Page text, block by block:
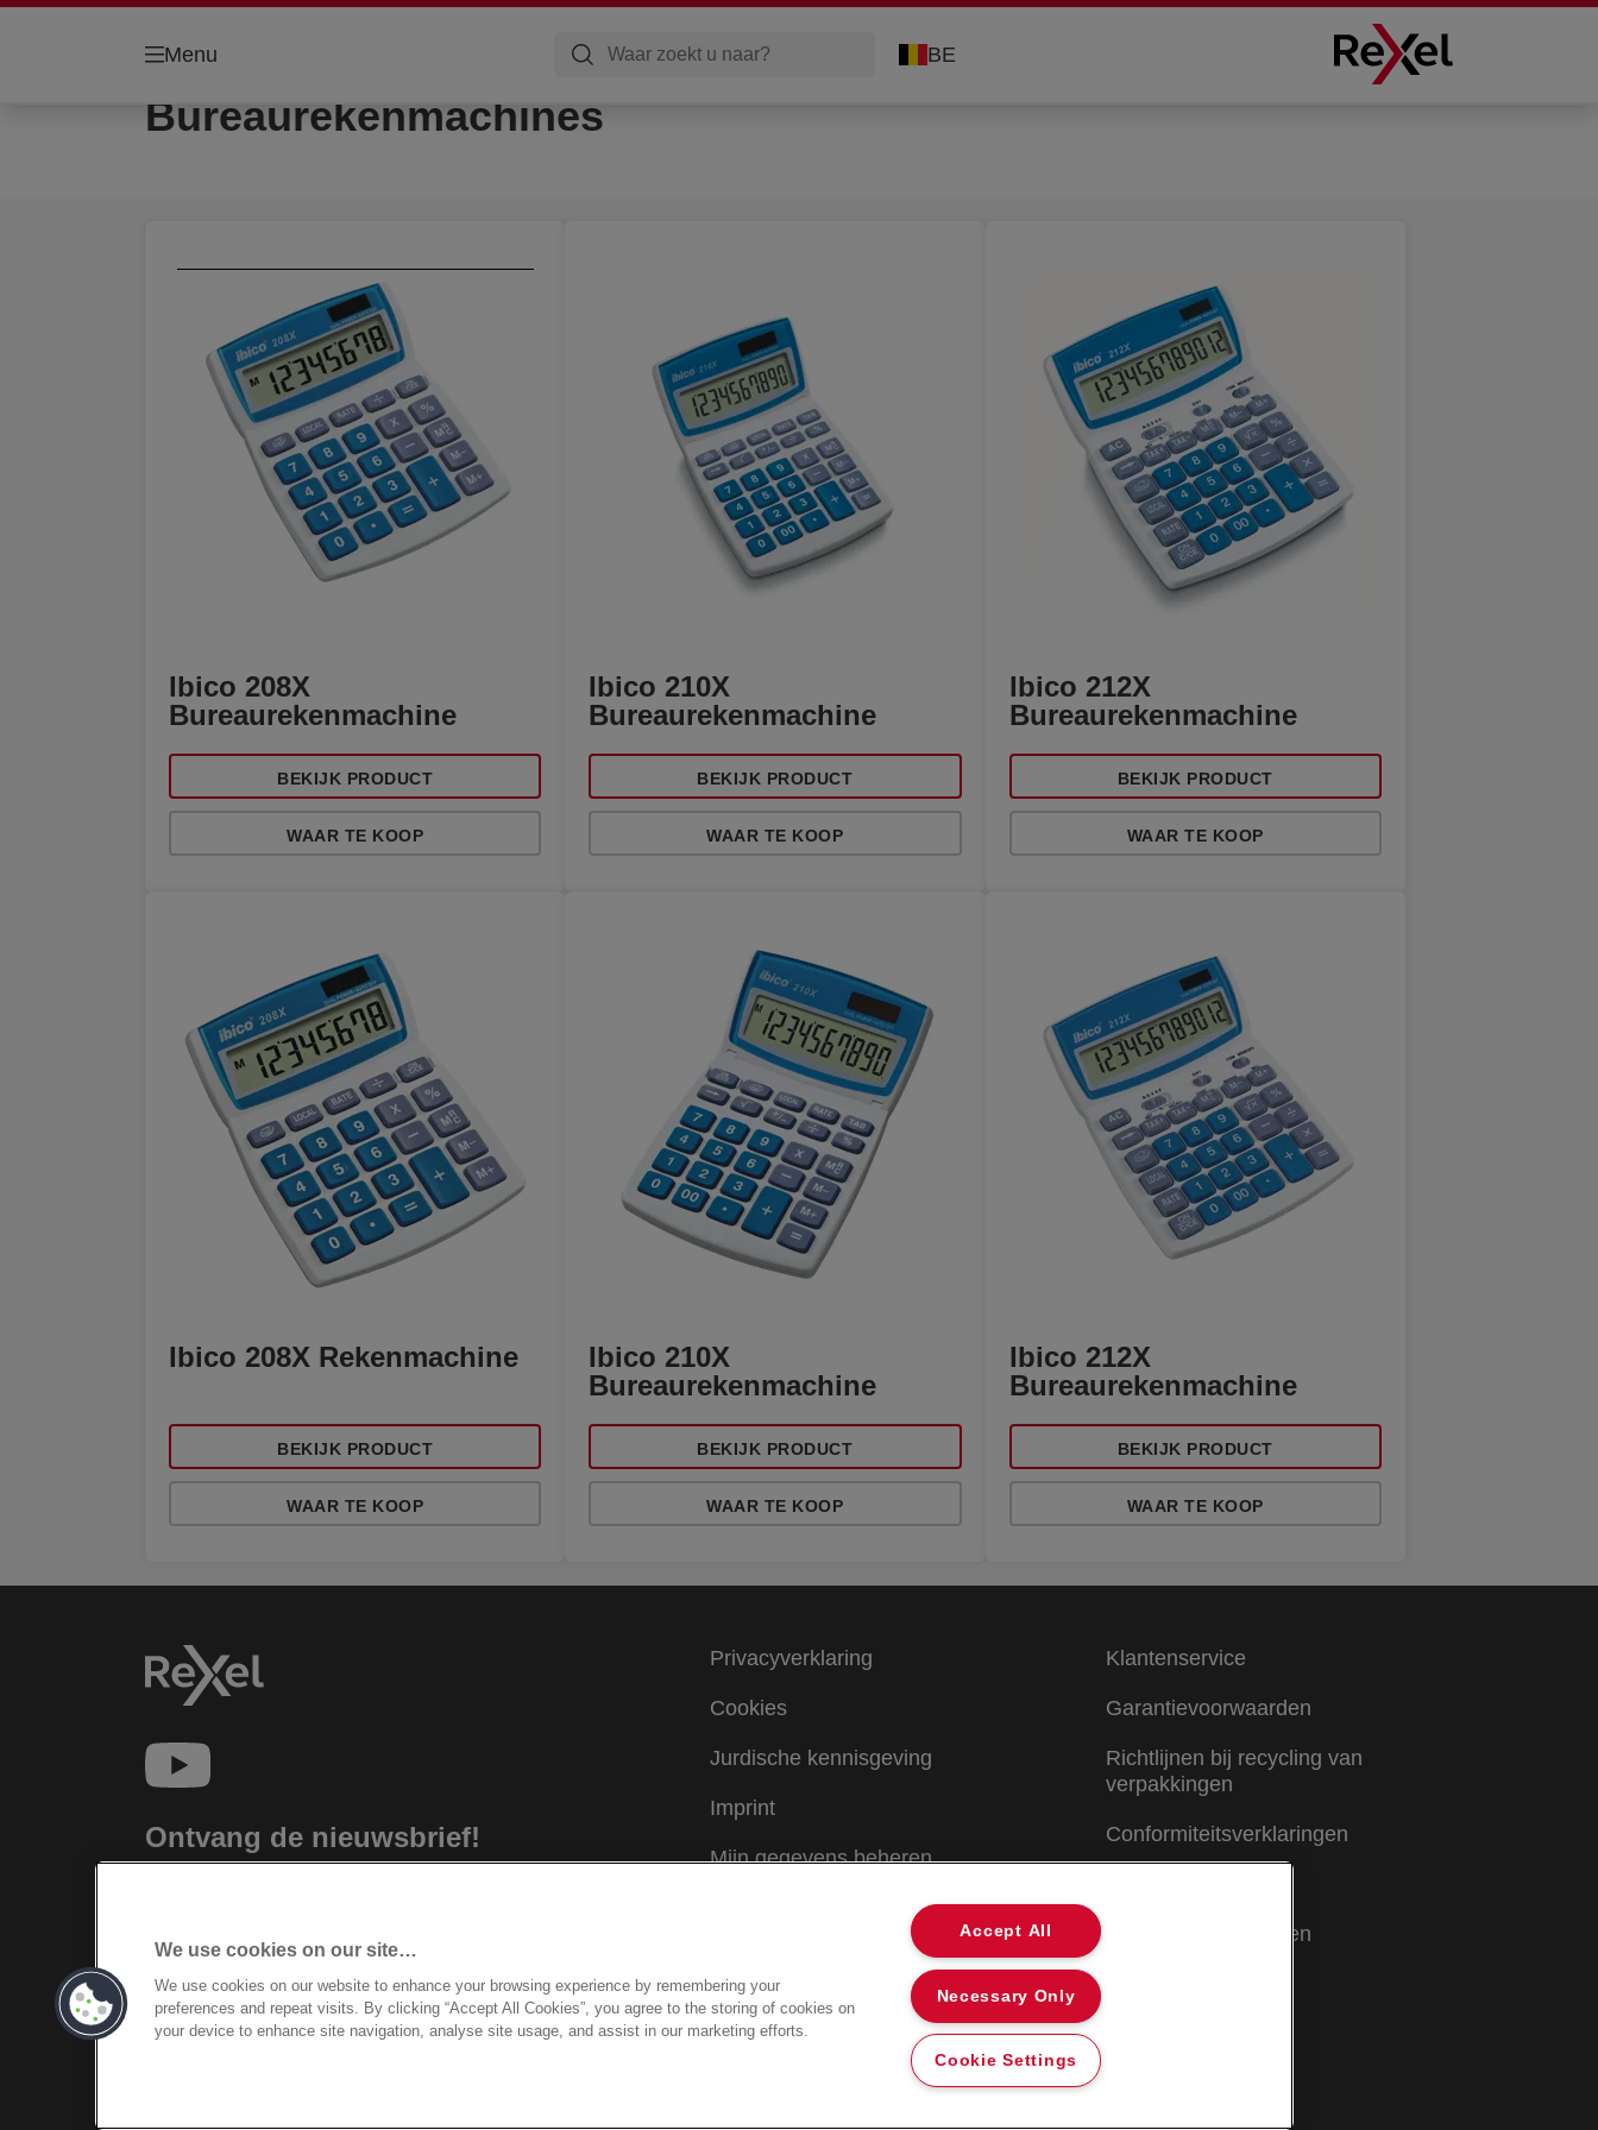
Menu BE
Bureaurekenmachines
Ibico 208X
Bureaurekenmachine
BEKIJK PRODUCT
WAAR TE KOOP
Ibico 210X
Bureaurekenmachine
BEKIJK PRODUCT
WAAR TE KOOP
Ibico 212X
Bureaurekenmachine
BEKIJK PRODUCT
WAAR TE KOOP
Ibico 208X Rekenmachine
BEKIJK PRODUCT
WAAR TE KOOP
Ibico 210X
Bureaurekenmachine
BEKIJK PRODUCT
WAAR TE KOOP
Ibico 212X
Bureaurekenmachine
BEKIJK PRODUCT
WAAR TE KOOP
Ontvang de nieuwsbrief!
Gemakkelijk vanuit je inbox!
INSCHRIJVEN
Privacyverklaring
Cookies
Jurdische kennisgeving
Imprint
Mijn gegevens beheren
Klantenservice
Garantievoorwaarden
Richtlijnen bij recycling van
verpakkingen
Conformiteitsverklaringen
Garantievoorwaarden
We use cookies on our site…
We use cookies on our website to enhance your browsing experience by remembering your
preferences and repeat visits. By clicking “Accept All Cookies”, you agree to the storing of cookies on
your device to enhance site navigation, analyse site usage, and assist in our marketing efforts.
Accept All
Necessary Only
Cookie Settings